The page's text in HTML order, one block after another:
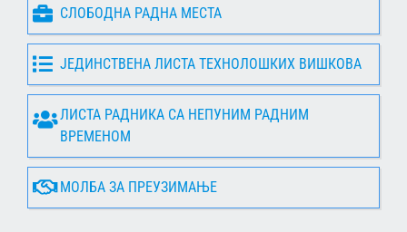
СЛОБОДНА РАДНА МЕСТА
ЈЕДИНСТВЕНА ЛИСТА ТЕХНОЛОШКИХ ВИШКОВА
ЛИСТА РАДНИКА СА НЕПУНИМ РАДНИМ
ВРЕМЕНОМ
МОЛБА ЗА ПРЕУЗИМАЊЕ